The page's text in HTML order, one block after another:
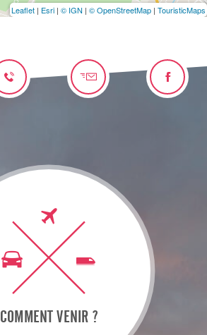
Leaflet | Esri | © IGN | © OpenStreetMap | TouristicMaps
COMMENT VENIR ?